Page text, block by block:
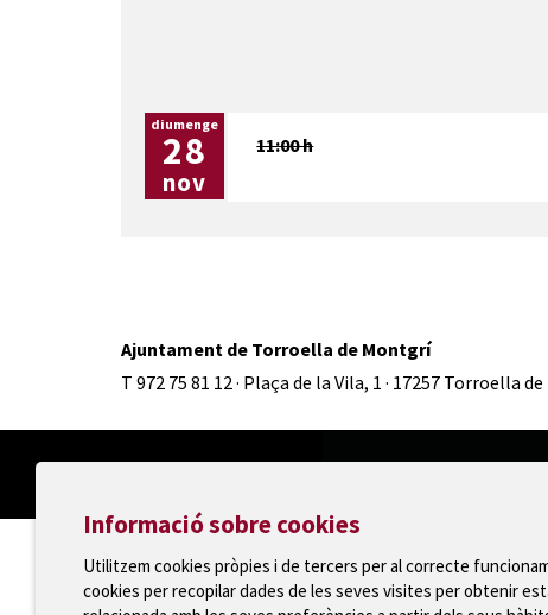
diumenge
28
nov
11:00 h
Ajuntament de Torroella de Montgrí
T 972 75 81 12 · Plaça de la Vila, 1 · 17257 Torroella
Informació sobre cookies
Utilitzem cookies pròpies i de tercers per al correcte
cookies per recopilar dades de les seves visites per obtenir